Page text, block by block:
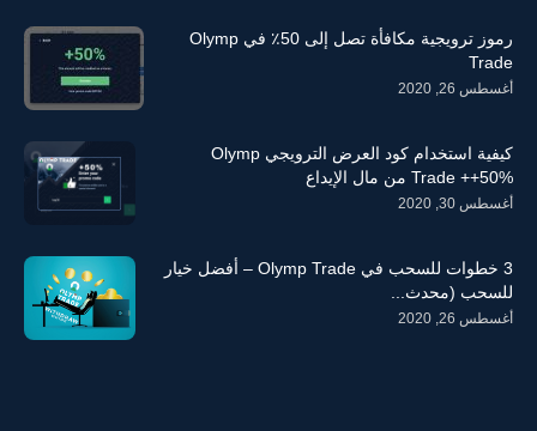
رموز ترويجية مكافأة تصل إلى 50٪ في Olymp
Trade
أغسطس 26, 2020
كيفية استخدام كود العرض الترويجي Olymp
Trade ++50% من مال الإيداع
أغسطس 30, 2020
3 خطوات للسحب في Olymp Trade – أفضل خيار
للسحب (محدث...
أغسطس 26, 2020